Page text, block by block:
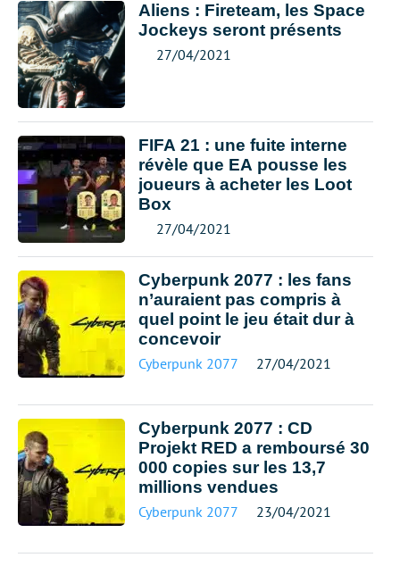
Aliens : Fireteam, les Space
Jockeys seront présents
27/04/2021
FIFA 21 : une fuite interne
révèle que EA pousse les
joueurs à acheter les Loot
Box
27/04/2021
Cyberpunk 2077 : les fans
n’auraient pas compris à
quel point le jeu était dur à
concevoir
Cyberpunk 2077 27/04/2021
Cyberpunk 2077 : CD
Projekt RED a remboursé 30
000 copies sur les 13,7
millions vendues
Cyberpunk 2077 23/04/2021